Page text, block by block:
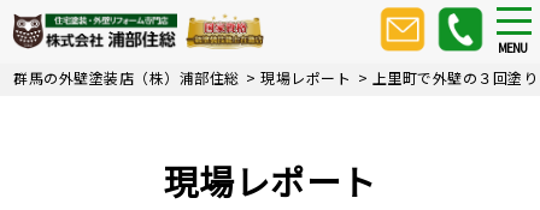
Skip
to
content
MENU
群馬の外壁塗装店（株）浦部住総 >現場レポート > 上里町で外壁の３回塗
現場レポート